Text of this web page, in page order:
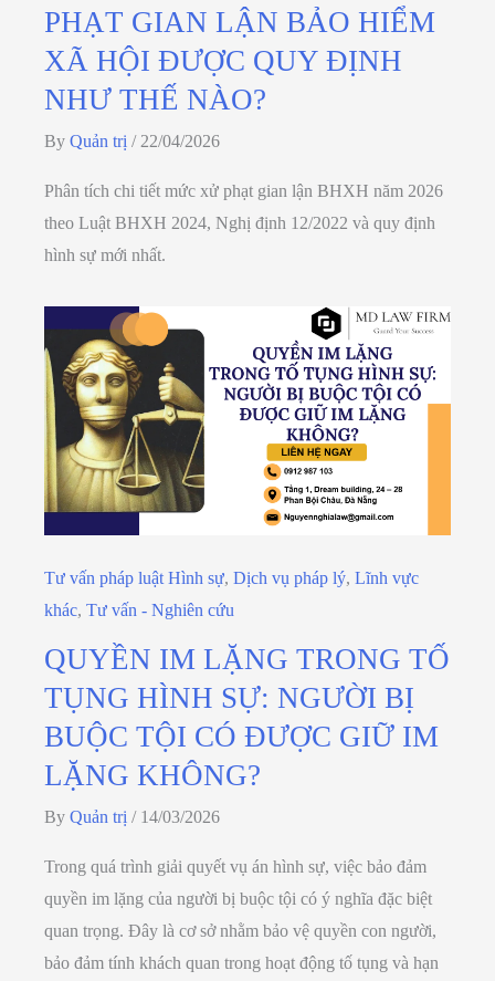
PHẠT GIAN LẬN BẢO HIỂM
XÃ HỘI ĐƯỢC QUY ĐỊNH
NHƯ THẾ NÀO?
By Quản trị /22/04/2026
Phân tích chi tiết mức xử phạt gian lận BHXH năm 2026
theo Luật BHXH 2024, Nghị định 12/2022 và quy định
hình sự mới nhất.
Tư vấn pháp luật Hình sự, Dịch vụ pháp lý, Lĩnh vực
khác, Tư vấn - Nghiên cứu
QUYỀN IM LẶNG TRONG TỐ
TỤNG HÌNH SỰ: NGƯỜI BỊ
BUỘC TỘI CÓ ĐƯỢC GIỮ IM
LẶNG KHÔNG?
By Quản trị / 14/03/2026
Trong quá trình giải quyết vụ án hình sự, việc bảo đảm
quyền im lặng của người bị buộc tội có ý nghĩa đặc biệt
quan trọng. Đây là cơ sở nhằm bảo vệ quyền con người,
bảo đảm tính khách quan trong hoạt động tố tụng và hạn